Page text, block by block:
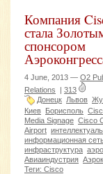
Компания
стала
спонсором
4 June, 2013 — O2
Relations | 313
Донецк Львов
Киев Борисполь
Media Signage Cisco
Airport
информационная
инфраструктура
Авиаиндустрия
Теги: Cisco